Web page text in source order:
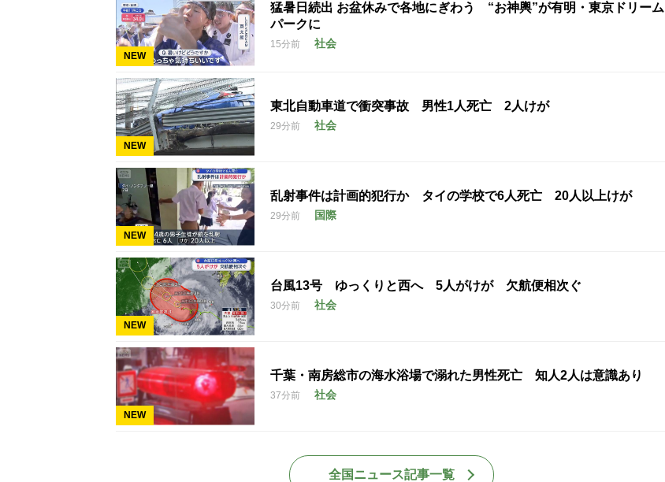
NEW
猛暑日続出 お盆休みで各地にぎわう “お神輿”が有明・東京ドリーム
パークに
15分前 社会
NEW
東北自動車道で衝突事故 男性1人死亡 2人けが
29分前 社会
NEW
乱射事件は計画的犯行か タイの学校で6人死亡 20人以上けが
29分前 国際
NEW
台風13号 ゆっくりと西へ 5人がけが 欠航便相次ぐ
30分前 社会
NEW
千葉・南房総市の海水浴場で溺れた男性死亡 知人2人は意識あり
37分前 社会
全国ニュース記事一覧